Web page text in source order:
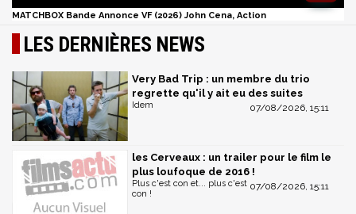
MATCHBOX Bande Annonce VF (2026) John Cena, Action
LES DERNIÈRES NEWS
Very Bad Trip : un membre du trio
regrette qu'il y ait eu des suites
07/08/2026, 15:11
Idem
les Cerveaux : un trailer pour le film le
plus loufoque de 2016 !
07/08/2026, 15:11
Plus c'est con et... plus c'est
con !